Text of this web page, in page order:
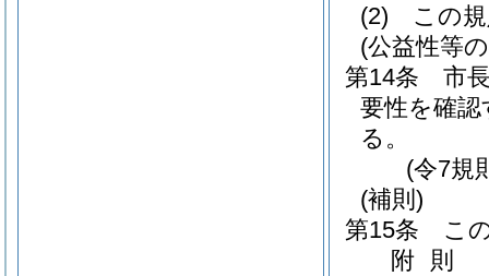
(2)
この
(公益性等
第14条
市
要性を確
る。
(令7規
(補則)
第15条
こ
附 則